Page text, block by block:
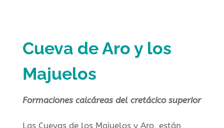
Cueva de Aro y los
Majuelos
Formaciones calcáreas del cretácico superior
Las Cuevas de los Majuelos y Aro, están